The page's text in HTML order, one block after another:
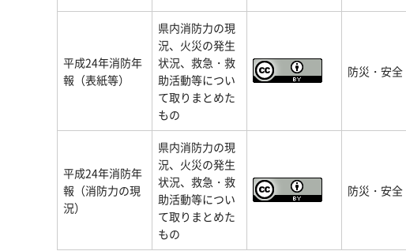
平成24年消防年
報（表紙等）
県内消防力の現
況、火災の発生
状況、救急・救
助活動等につい
て取りまとめた
もの
防災・安全
平成24年消防年
報（消防力の現
況）
県内消防力の現
況、火災の発生
状況、救急・救
助活動等につい
て取りまとめた
もの
防災・安全